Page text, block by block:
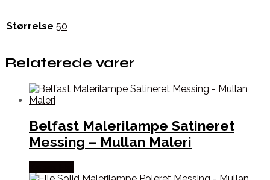
Størrelse 50
Relaterede varer
Belfast Malerilampe Satineret
Messing – Mullan Maleri